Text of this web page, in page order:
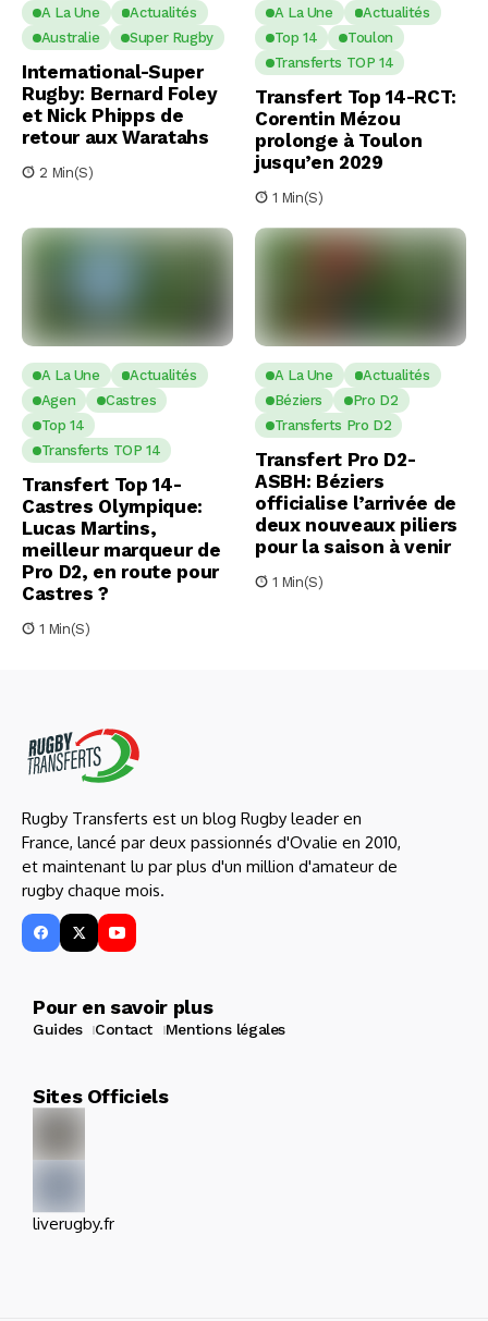
A La Une
Actualités
Australie
Super Rugby
International-Super
Rugby: Bernard Foley
et Nick Phipps de
retour aux Waratahs
2 Min(s)
A La Une
Actualités
Top 14
Toulon
Transferts TOP 14
Transfert Top 14-RCT:
Corentin Mézou
prolonge à Toulon
jusqu’en 2029
1 Min(s)
A La Une
Actualités
Agen
Castres
Top 14
Transferts TOP 14
Transfert Top 14-
Castres Olympique:
Lucas Martins,
meilleur marqueur de
Pro D2, en route pour
Castres ?
1 Min(s)
A La Une
Actualités
Béziers
Pro D2
Transferts Pro D2
Transfert Pro D2-
ASBH: Béziers
officialise l’arrivée de
deux nouveaux piliers
pour la saison à venir
1 Min(s)
Rugby Transferts est un blog Rugby leader en
France, lancé par deux passionnés d'Ovalie en 2010,
et maintenant lu par plus d'un million d'amateur de
rugby chaque mois.
Pour en savoir plus
Guides Contact Mentions légales
Sites Officiels
liverugby.fr